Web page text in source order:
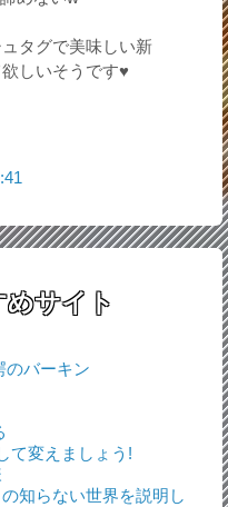
タグで美味しい新
しいそうです♥
サイト
のバーキン
て変えましょう!
知らない世界を説明し